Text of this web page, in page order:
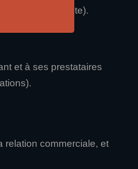
explicite).
et à ses prestataires
relation commerciale, et